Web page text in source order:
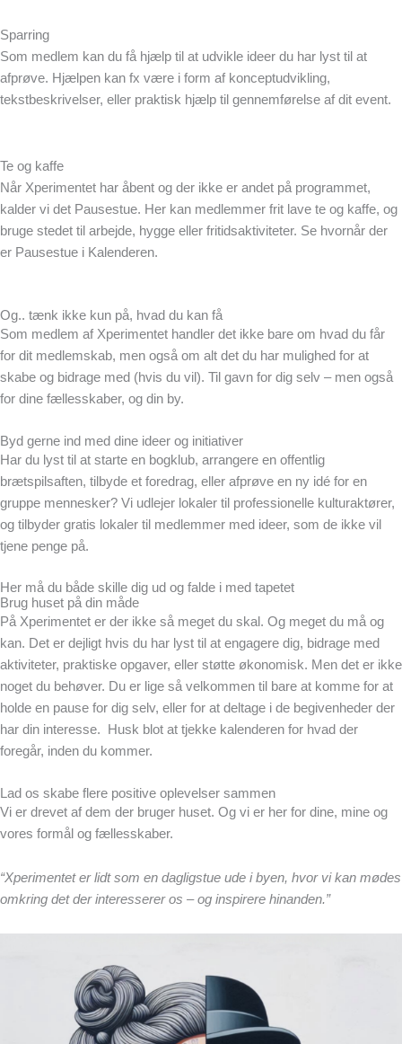
Sparring
Som medlem kan du få hjælp til at udvikle ideer du har lyst til at
afprøve. Hjælpen kan fx være i form af konceptudvikling,
tekstbeskrivelser, eller praktisk hjælp til gennemførelse af dit event.
Te og kaffe
Når Xperimentet har åbent og der ikke er andet på programmet,
kalder vi det Pausestue. Her kan medlemmer frit lave te og kaffe, og
bruge stedet til arbejde, hygge eller fritidsaktiviteter. Se hvornår der
er Pausestue i Kalenderen.
Og.. tænk ikke kun på, hvad du kan få
Som medlem af Xperimentet handler det ikke bare om hvad du får
for dit medlemskab, men også om alt det du har mulighed for at
skabe og bidrage med (hvis du vil). Til gavn for dig selv – men også
for dine fællesskaber, og din by.
Byd gerne ind med dine ideer og initiativer
Har du lyst til at starte en bogklub, arrangere en offentlig
brætspilsaften, tilbyde et foredrag, eller afprøve en ny idé for en
gruppe mennesker? Vi udlejer lokaler til professionelle kulturaktører,
og tilbyder gratis lokaler til medlemmer med ideer, som de ikke vil
tjene penge på.
Her må du både skille dig ud og falde i med tapetet
Brug huset på din måde
På Xperimentet er der ikke så meget du skal. Og meget du må og
kan. Det er dejligt hvis du har lyst til at engagere dig, bidrage med
aktiviteter, praktiske opgaver, eller støtte økonomisk. Men det er ikke
noget du behøver. Du er lige så velkommen til bare at komme for at
holde en pause for dig selv, eller for at deltage i de begivenheder der
har din interesse. Husk blot at tjekke kalenderen for hvad der
foregår, inden du kommer.
Lad os skabe flere positive oplevelser sammen
Vi er drevet af dem der bruger huset. Og vi er her for dine, mine og
vores formål og fællesskaber.
“Xperimentet er lidt som en dagligstue ude i byen, hvor vi kan mødes
omkring det der interesserer os – og inspirere hinanden.”